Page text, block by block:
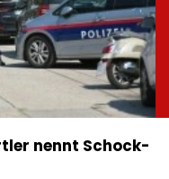
nennt Schock-